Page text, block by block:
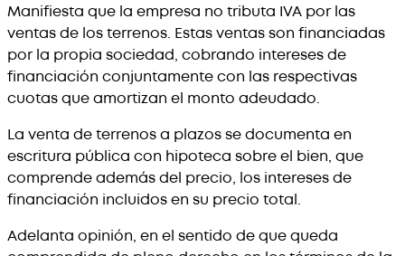
Manifiesta que la empresa no tributa IVA por las
ventas de los terrenos. Estas ventas son financiadas
por la propia sociedad, cobrando intereses de
financiación conjuntamente con las respectivas
cuotas que amortizan el monto adeudado.
La venta de terrenos a plazos se documenta en
escritura pública con hipoteca sobre el bien, que
comprende además del precio, los intereses de
financiación incluidos en su precio total.
Adelanta opinión, en el sentido de que queda